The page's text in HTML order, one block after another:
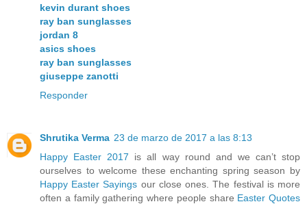
kevin durant shoes
ray ban sunglasses
jordan 8
asics shoes
ray ban sunglasses
giuseppe zanotti
Responder
Shrutika Verma 23 de marzo de 2017 a las 8:13
Happy Easter 2017 is all way round and we can’t stop
ourselves to welcome these enchanting spring season by
Happy Easter Sayings our close ones. The festival is more
often a family gathering where people share Easter Quotes